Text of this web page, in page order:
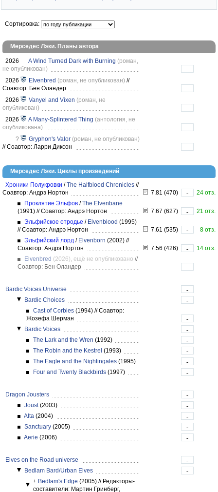
Сортировка:
Мерседес Лэки. Планы автора
2026 A Wind Turned Dark with Burning (роман,
не опубликован)
2026
Elvenbred (роман, не опубликован) //
Соавтор: Бен Оландер
2026
Vanyel and Vixen (роман, не
опубликован)
2026
A Many-Splintered Thing (антология, не
опубликована)
?
Gryphon's Valor (роман, не опубликован)
//Соавтор: Ларри Диксон
Мерседес Лэки. Циклы произведений
Хроники Полукровки /The Halfblood Chronicles //
Соавтор: Андрэ Нортон
7.81 (470) -
24 отз.
Проклятие Эльфов /The Elvenbane
(1991) //Соавтор: Андрэ Нортон 7.67 (627) -
21 отз.
Эльфийское отродье / Elvenblood (1995)
//Соавтор: Андрэ Нортон 7.61 (535) -
8 отз.
Эльфийский лорд / Elvenborn (2002) //
Соавтор: Андрэ Нортон
7.56 (426) -
14 отз.
Elvenbred (2026), ещё не опубликовано //
Соавтор: Бен Оландер
Bardic Voices Universe
-
Bardic Choices
-
Cast of Corbies (1994) //Соавтор:
Жозефа Шерман
-
Bardic Voices
-
The Lark and the Wren (1992)
-
The Robin and the Kestrel (1993)
-
The Eagle and the Nightingales (1995)
-
Four and Twenty Blackbirds (1997) -
Dragon Jousters
-
Joust(2003)
-
Alta (2004)
-
Sanctuary (2005)
-
Aerie (2006) -
Elves on the Road universe
-
Bedlam Bard/Urban Elves
-
+ Bedlam's Edge (2005) //Редакторы-
составители: Мартин Гринберг,